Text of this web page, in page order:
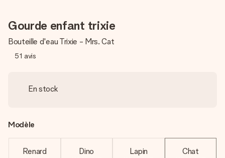
Gourde enfant trixie
Bouteille d'eau Trixie - Mrs. Cat
51 avis
En stock
Modèle
Renard Dino Lapin Chat